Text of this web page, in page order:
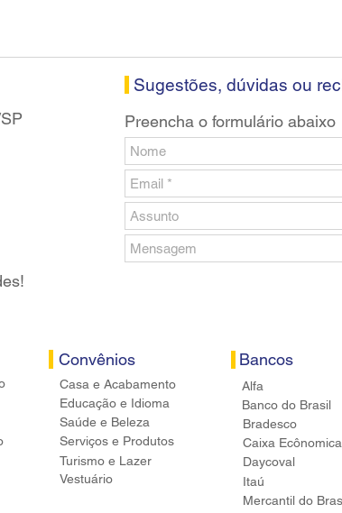
Sugestões, dúvidas ou
Preencha o formulário abaixo
Convênios
Casa e Acabamento
Educação e Idioma
Saúde e Beleza
Serviços e Produtos
Turismo e Lazer
Vestuário
Bancos
Alfa
Banco do Brasil
Bradesco
Caixa
Daycoval
Itaú
Mercantil do